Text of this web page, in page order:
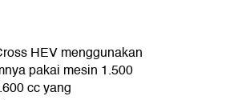
HEV menggunakan
pakai mesin 1.500
cc yang